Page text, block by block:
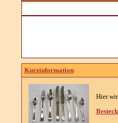
Kurzinformation
Hier